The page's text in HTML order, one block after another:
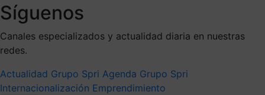
Síguenos
Canales especializados y actualidad diaria en nuestras
redes.
Actualidad Grupo Spri Agenda Grupo Spri
Internacionalización Emprendimiento